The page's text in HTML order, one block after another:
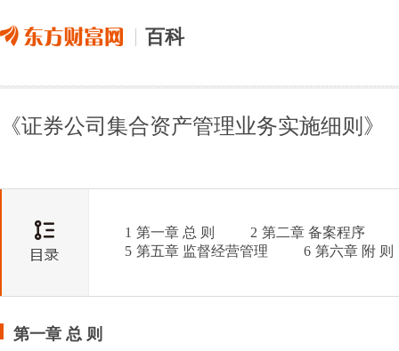
百科
《证券公司集合资产管理业务实施细则》
1 第一章 总 则 2 第二章 备案程序
5 第五章 监督经营管理 6 第六章 附 则
第一章 总 则